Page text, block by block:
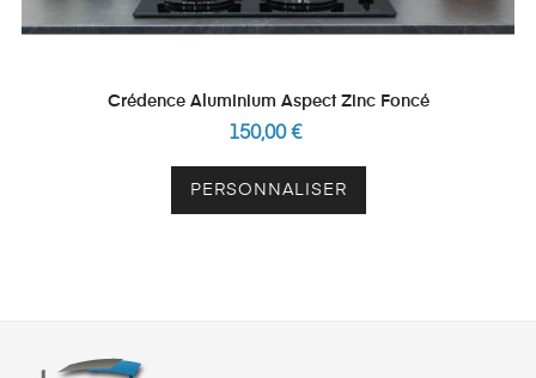
Crédence Aluminium Aspect Zinc Foncé
150,00 €
PERSONNALISER